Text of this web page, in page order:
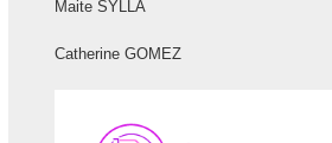
Maite SYLLA
Catherine GOMEZ